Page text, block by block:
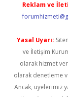
Reklam ve
Yasal Uyarı:
ve İletişim
olarak hizmet
olarak denetleme
Ancak, üyelerimiz